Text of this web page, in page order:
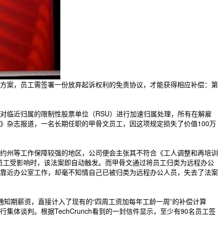
案，员工需签署一份放弃起诉权利的免责协议，才能获得相应补偿：第
近归属的限制性股票单位（RSU）进行加速归属处理，所有在解雇
杂志报道，一名长期任职的甲骨文员工，因这项规定损失了价值100万
等工作保障较强的地区，公司便会主张其不符合《工人调整和再培训
受影响时，该法案即自动触发。而甲骨文通过将员工归类为远程办公
近办公室工作，却毫不知情自己已被归类为远程办公人员，失去了法案
期薪资，直接计入了现有的“四周工资加每年工龄一周”的补偿计算
集体谈判。根据TechCrunch看到的一封信件显示，至少有90名员工签